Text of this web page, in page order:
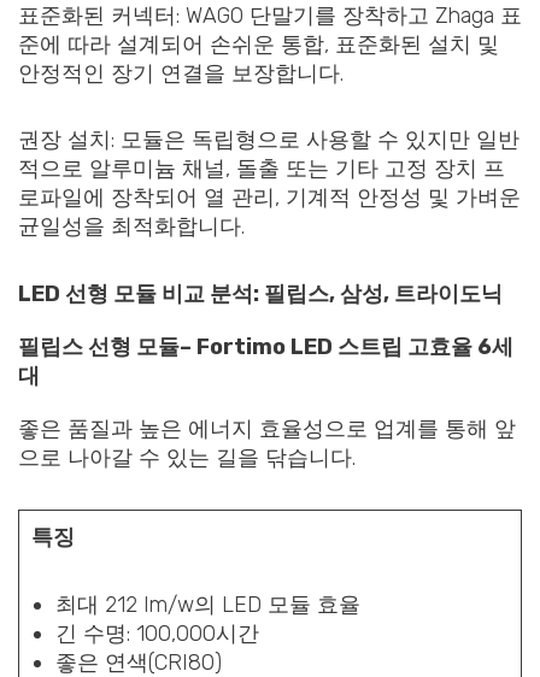
표준화된 커넥터: WAGO 단말기를 장착하고 Zhaga 표
준에 따라 설계되어 손쉬운 통합, 표준화된 설치 및
안정적인 장기 연결을 보장합니다.
권장 설치: 모듈은 독립형으로 사용할 수 있지만 일반
적으로 알루미늄 채널, 돌출 또는 기타 고정 장치 프
로파일에 장착되어 열 관리, 기계적 안정성 및 가벼운
균일성을 최적화합니다.
LED 선형 모듈 비교 분석: 필립스, 삼성, 트라이도닉
필립스 선형 모듈– Fortimo LED 스트립 고효율 6세
대
좋은 품질과 높은 에너지 효율성으로 업계를 통해 앞
으로 나아갈 수 있는 길을 닦습니다.
특징
최대 212 lm/w의 LED 모듈 효율
긴 수명: 100,000시간
좋은 연색(CRI80)